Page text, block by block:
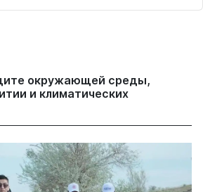
окружающей среды,
и климатических